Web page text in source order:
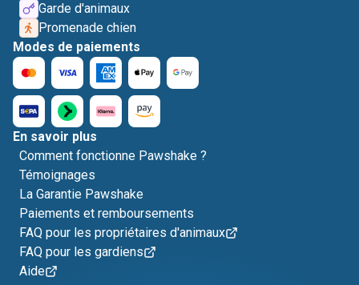
Garde d'animaux
Promenade chien
Modes de paiements
En savoir plus
Comment fonctionne Pawshake ?
Témoignages
La Garantie Pawshake
Paiements et remboursements
FAQ pour les propriétaires d'animaux
FAQ pour les gardiens
Aide